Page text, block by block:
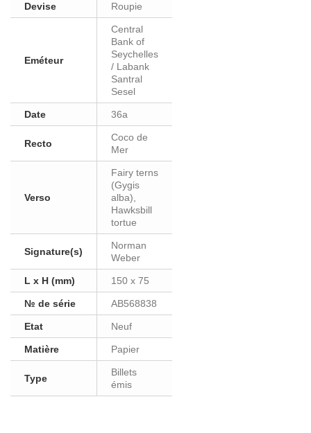
Devise Roupie
Eméteur
Central
Bank of
Seychelles
/ Labank
Santral
Sesel
Date 36a
Recto
Coco de
Mer
Verso
Fairy terns
(Gygis
alba),
Hawksbill
tortue
Signature(s)
Norman
Weber
L x H (mm) 150 x 75
№ de série AB568838
Etat Neuf
Matière Papier
Type
Billets
émis